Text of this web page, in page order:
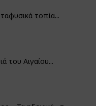
τοπία...
του Αιγαίου...